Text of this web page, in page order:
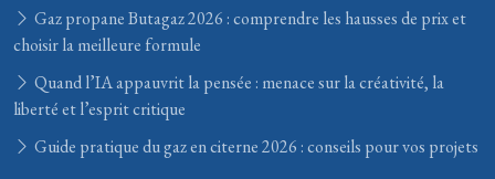
Gaz propane Butagaz 2026 : comprendre les hausses de prix et
choisir la meilleure formule
Quand l’IA appauvrit la pensée : menace sur la créativité, la
liberté et l’esprit critique
Guide pratique du gaz en citerne 2026 : conseils pour vos projets